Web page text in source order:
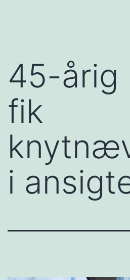
45-årig
fik
i